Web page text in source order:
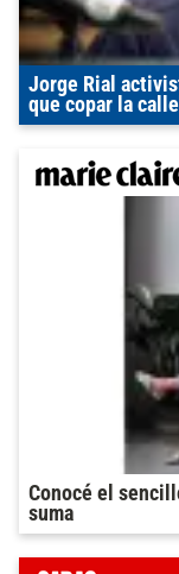
Jorge Rial
que copar la
Conocé el
suma